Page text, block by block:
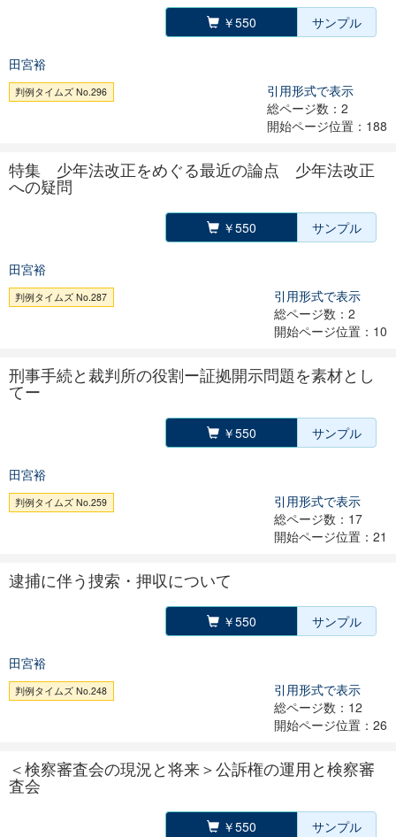
￥550 サンプル
田宮裕
判例タイムズ No.296
引用形式で表示
総ページ数：2
開始ページ位置：188
特集 少年法改正をめぐる最近の論点 少年法改正
への疑問
￥550 サンプル
田宮裕
判例タイムズ No.287
引用形式で表示
総ページ数：2
開始ページ位置：10
刑事手続と裁判所の役割ー証拠開示問題を素材とし
てー
￥550 サンプル
田宮裕
判例タイムズ No.259
引用形式で表示
総ページ数：17
開始ページ位置：21
逮捕に伴う捜索・押収について
￥550 サンプル
田宮裕
判例タイムズ No.248
引用形式で表示
総ページ数：12
開始ページ位置：26
＜検察審査会の現況と将来＞公訴権の運用と検察審
査会
￥550 サンプル